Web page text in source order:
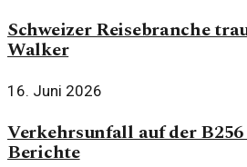
Schweizer Reisebranche
Walker
16. Juni 2026
Verkehrsunfall auf der
Berichte